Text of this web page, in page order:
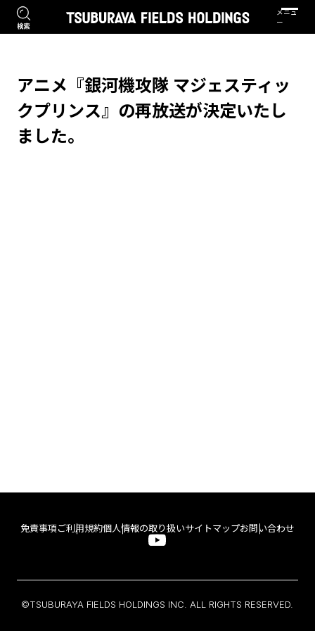
アニメ『銀河機攻隊 マジェスティッ
クプリンス』の再放送が決定いたし
ました。
免責事項 ご利用規約個人情報の取り扱いサイトマップお問い合わせ
©TSUBURAYA FIELDS HOLDINGS INC. ALL RIGHTS RESERVED.